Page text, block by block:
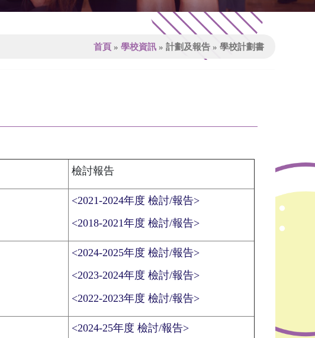
首頁» 學校資訊» 計劃及報告» 學校計劃書
檢討報告
<2021-2024年度 檢討/報告>
<2018-2021年度 檢討/報告>
<2024-2025年度 檢討/報告>
<2023-2024年度 檢討/報告>
<2022-2023年度 檢討/報告>
<2024-25年度 檢討/報告>